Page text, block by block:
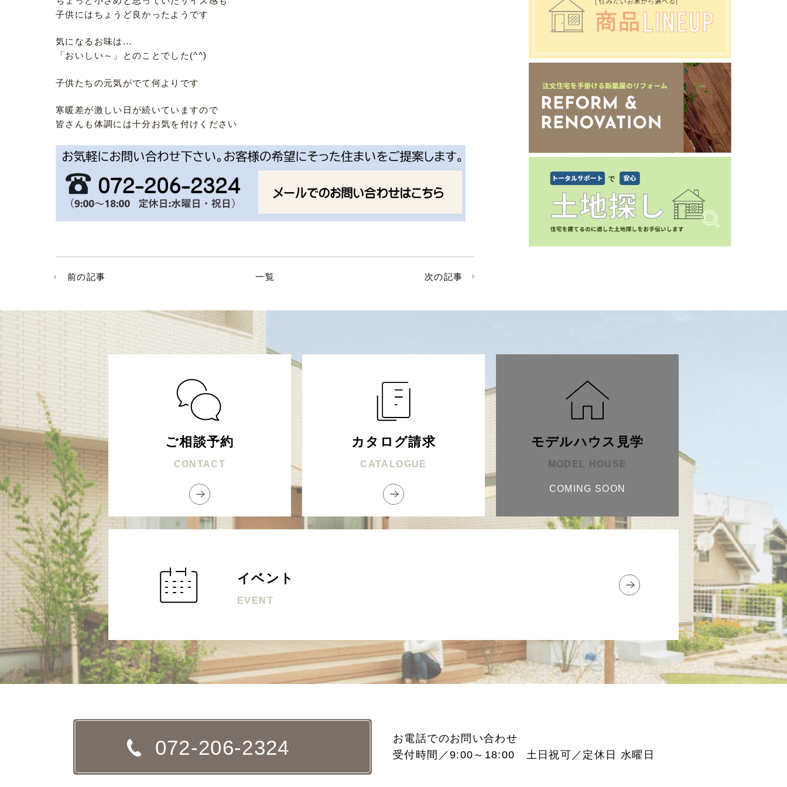
子供にはちょうど良かったようです
気になるお味は...
「おいしい～」とのことでした(^^)
子供たちの元気がでて何よりです
寒暖差が激しい日が続いていますので
皆さんも体調には十分お気を付けください
前の記事 一覧 次の記事
ご相談予約
CONTACT
カタログ請求
CATALOGUE
モデルハウス見学
MODEL HOUSE
COMING SOON
イベント
EVENT
072-206-2324
お電話でのお問い合わせ
受付時間／9:00～18:00 土日祝可／定休日 水曜日